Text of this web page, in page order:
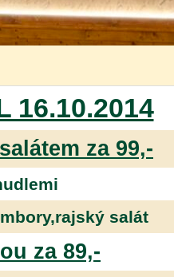
16.10.2014
za 99,-
salát
za 89,-